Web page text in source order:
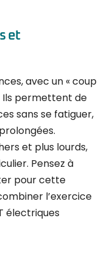
et
avec un « coup
Ils permettent de
sans se fatiguer,
et plus lourds,
Pensez à
pour cette
l’exercice
électriques